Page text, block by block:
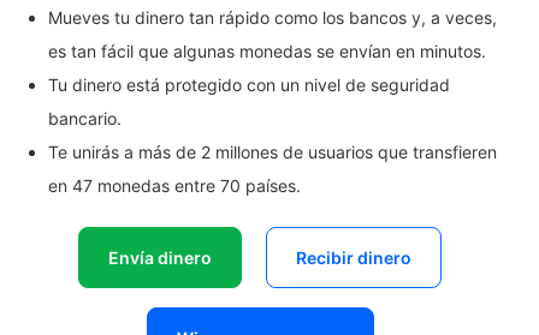
Mueves tu dinero tan rápido como los bancos y, a veces,
es tan fácil que algunas monedas se envían en minutos.
Tu dinero está protegido con un nivel de seguridad
bancario.
Te unirás a más de 2 millones de usuarios que transfieren
en 47 monedas entre 70 países.
Envía dinero Recibir dinero